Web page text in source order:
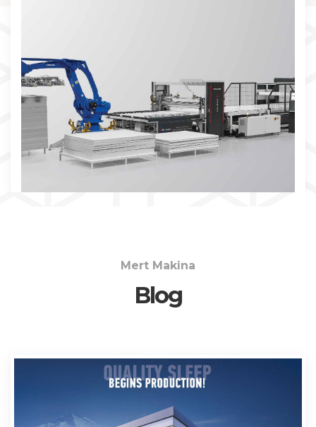
Mert Makina
Blog